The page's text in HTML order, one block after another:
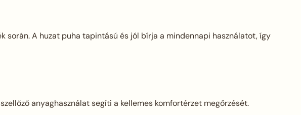
során. A huzat puha tapintású és jól bírja a mindennapi használatot, így
anyaghasználat segíti a kellemes komfortérzet megőrzését.